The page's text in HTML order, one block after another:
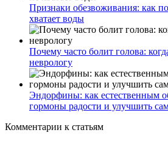
Признаки обезвоживания: как
хватает воды
Почему часто болит голова:
неврологу
Эндорфины: как естественным
гормоны радости и улучшить
Комментарии к статьям